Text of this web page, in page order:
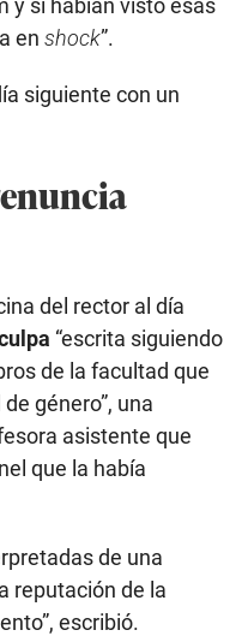
en shock”.
siguiente con un
del rector al día
“escrita siguiendo
de la facultad que
género”, una
asistente que
que la había
de una
reputación de la
escribió.